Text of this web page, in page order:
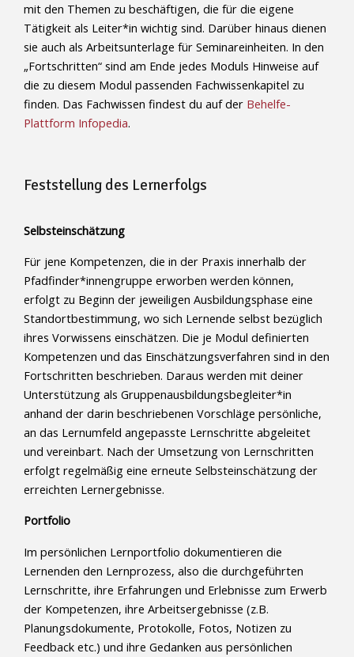
mit den Themen zu beschäftigen, die für die eigene
Tätigkeit als Leiter*in wichtig sind. Darüber hinaus dienen
sie auch als Arbeitsunterlage für Seminareinheiten. In den
„Fortschritten“ sind am Ende jedes Moduls Hinweise auf
die zu diesem Modul passenden Fachwissenkapitel zu
finden. Das Fachwissen findest du auf der Behelfe-
Plattform Infopedia.
Feststellung des Lernerfolgs
Selbsteinschätzung
Für jene Kompetenzen, die in der Praxis innerhalb der
Pfadfinder*innengruppe erworben werden können,
erfolgt zu Beginn der jeweiligen Ausbildungsphase eine
Standortbestimmung, wo sich Lernende selbst bezüglich
ihres Vorwissens einschätzen. Die je Modul definierten
Kompetenzen und das Einschätzungsverfahren sind in den
Fortschritten beschrieben. Daraus werden mit deiner
Unterstützung als Gruppenausbildungsbegleiter*in
anhand der darin beschriebenen Vorschläge persönliche,
an das Lernumfeld angepasste Lernschritte abgeleitet
und vereinbart. Nach der Umsetzung von Lernschritten
erfolgt regelmäßig eine erneute Selbsteinschätzung der
erreichten Lernergebnisse.
Portfolio
Im persönlichen Lernportfolio dokumentieren die
Lernenden den Lernprozess, also die durchgeführten
Lernschritte, ihre Erfahrungen und Erlebnisse zum Erwerb
der Kompetenzen, ihre Arbeitsergebnisse (z.B.
Planungsdokumente, Protokolle, Fotos, Notizen zu
Feedback etc.) und ihre Gedanken aus persönlichen